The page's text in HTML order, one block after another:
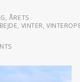
, ÅRETS
, VINTER,